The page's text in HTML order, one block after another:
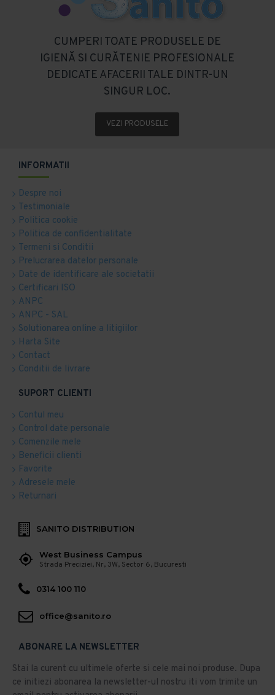
CUMPERI TOATE PRODUSELE DE
IGIENĂ SI CURĂTENIE PROFESIONALE
DEDICATE AFACERII TALE DINTR-UN
SINGUR LOC.
VEZI PRODUSELE
INFORMATII
Despre noi
Testimoniale
Politica cookie
Politica de confidentialitate
Termeni si Conditii
Prelucrarea datelor personale
Date de identificare ale societatii
Certificari ISO
ANPC
ANPC - SAL
Solutionarea online a litigiilor
Harta Site
Contact
Conditii de livrare
SUPORT CLIENTI
Contul meu
Control date personale
Comenzile mele
Beneficii clienti
Favorite
Adresele mele
Returnari
SANITO DISTRIBUTION
West Business Campus
Strada Preciziei, Nr, 3W, Sector 6, Bucuresti
0314 100 110
office@sanito.ro
ABONARE LA NEWSLETTER
Stai la curent cu ultimele oferte si cele mai noi produse. Dupa
ce initiezi abonarea la newsletter-ul nostru iti vom trimite un